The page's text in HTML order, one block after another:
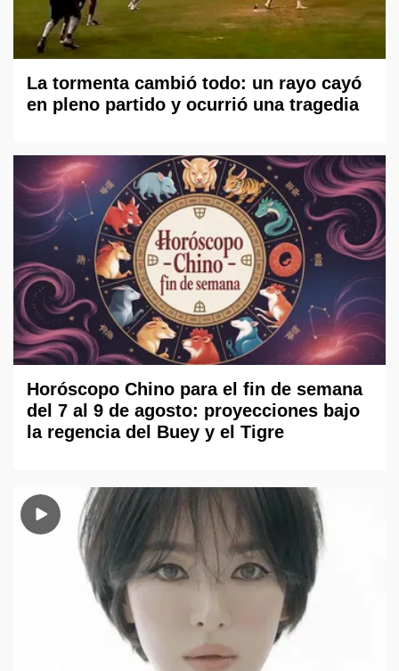
La tormenta cambió todo: un rayo cayó
en pleno partido y ocurrió una tragedia
Horóscopo Chino para el fin de semana
del 7 al 9 de agosto: proyecciones bajo
la regencia del Buey y el Tigre